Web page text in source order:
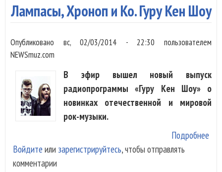
Лампасы, Хроноп и Ко. Гуру Кен Шоу
Опубликовано вс, 02/03/2014 - 22:30 пользователем
NEWSmuz.com
В эфир вышел новый выпуск
радиопрограммы «Гуру Кен Шоу» о
новинках отечественной и мировой
рок-музыки.
Подробнее
Войдите или зарегистрируйтесь, чтобы отправлять
комментарии